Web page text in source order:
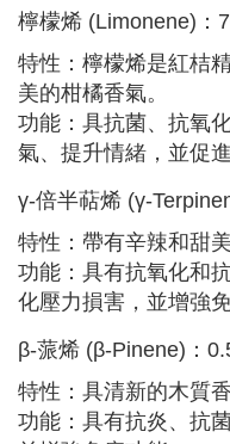
檸檬烯 (Limonene)：
特性：檸檬烯是紅桔
美的柑橘香氣。
功能：具抗菌、抗氧
氣、提升情緒，並促
γ-倍半萜烯 (γ-
特性：帶有辛辣和甜美
功能：具有抗氧化和
化壓力損害，並增強免
β-蒎烯 (β-Pinene)：
特性：具清新的木質香
功能：具有抗炎、抗